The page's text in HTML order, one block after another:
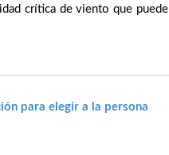
crítica de viento que puede
para elegir a la persona